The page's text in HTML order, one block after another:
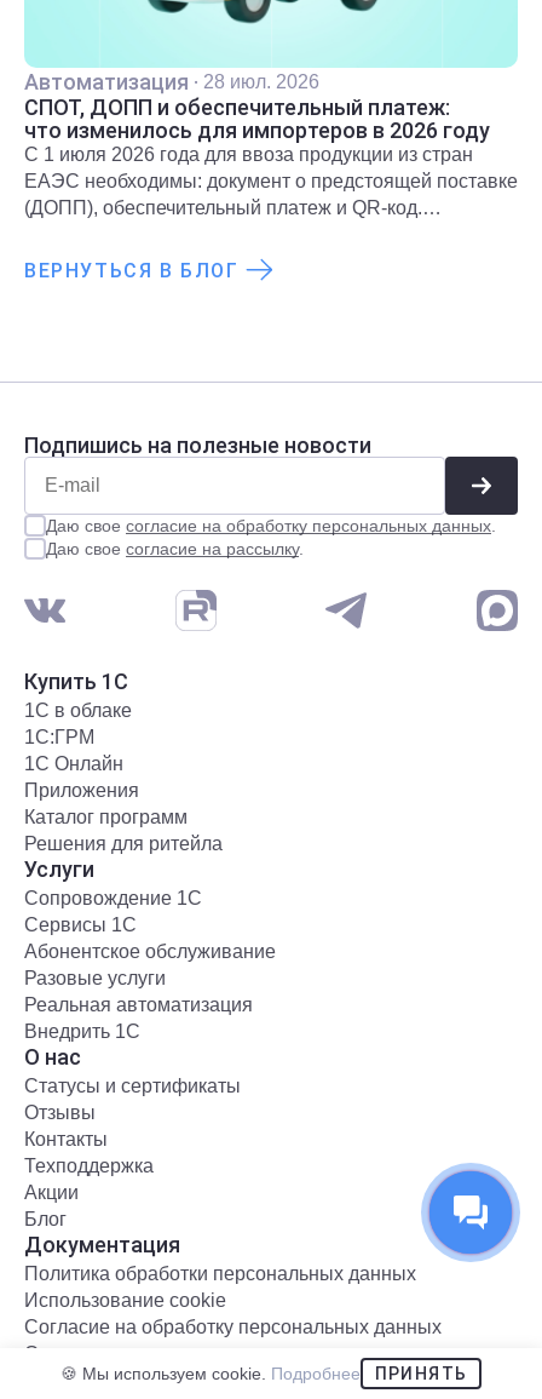
Автоматизация · 28 июл. 2026
СПОТ, ДОПП и обеспечительный платеж:
что изменилось для импортеров в 2026 году
С 1 июля 2026 года для ввоза продукции из стран
ЕАЭС необходимы: документ о предстоящей поставке
(ДОПП), обеспечительный платеж и QR-код.
рассказали в статье.
ВЕРНУТЬСЯ В БЛОГ
Подпишись на полезные новости
Даю свое согласие на обработку персональных данных
Даю свое согласие на рассылку.
Купить 1С
1С в облаке
1С:ГРМ
1С Онлайн
Приложения
Каталог программ
Решения для ритейла
Услуги
Сопровождение 1С
Сервисы 1С
Абонентское обслуживание
Разовые услуги
Реальная автоматизация
Внедрить 1С
О нас
Статусы и сертификаты
Отзывы
Контакты
Техподдержка
Акции
Блог
Документация
Политика обработки персональных данных
Использование cookie
Согласие на обработку персональных данных
Согласие на рассылку
🍪 Мы используем cookie. Подробнее ПРИНЯТЬ